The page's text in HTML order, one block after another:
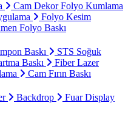
Cam Dekor Folyo Kumlama
Folyo Kesim
Folyo Baskı
Baskı
STS Soğuk
Baskı
Fiber Lazer
Cam Fırın Baskı
Backdrop
Fuar Display